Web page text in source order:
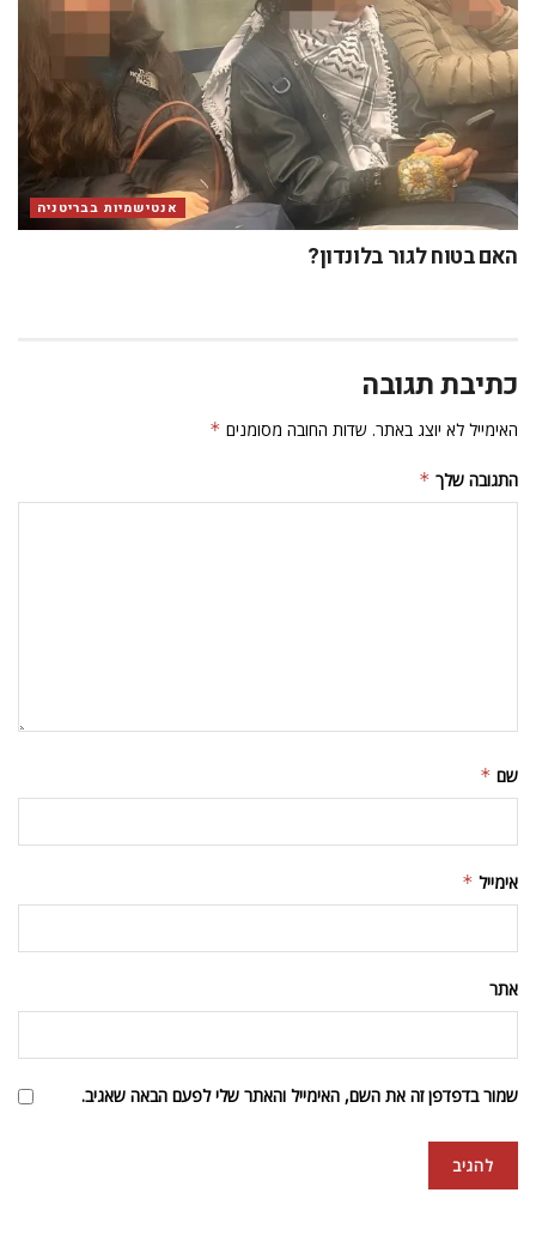
אנטישמיות בבריטניה
האם בטוח לגור בלונדון?
כתיבת תגובה
האימייל לא יוצג באתר. שדות החובה מסומנים *
התגובה שלך *
שם *
אימייל *
אתר
שמור בדפדפן זה את השם, האימייל והאתר שלי לפעם הבאה שאגיב.